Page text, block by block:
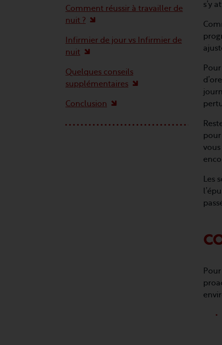
Comment réussir à travailler de
nuit ?
Infirmier de jour vs Infirmier de
nuit
Quelques conseils
supplémentaires
Conclusion
s’y
pour
Les